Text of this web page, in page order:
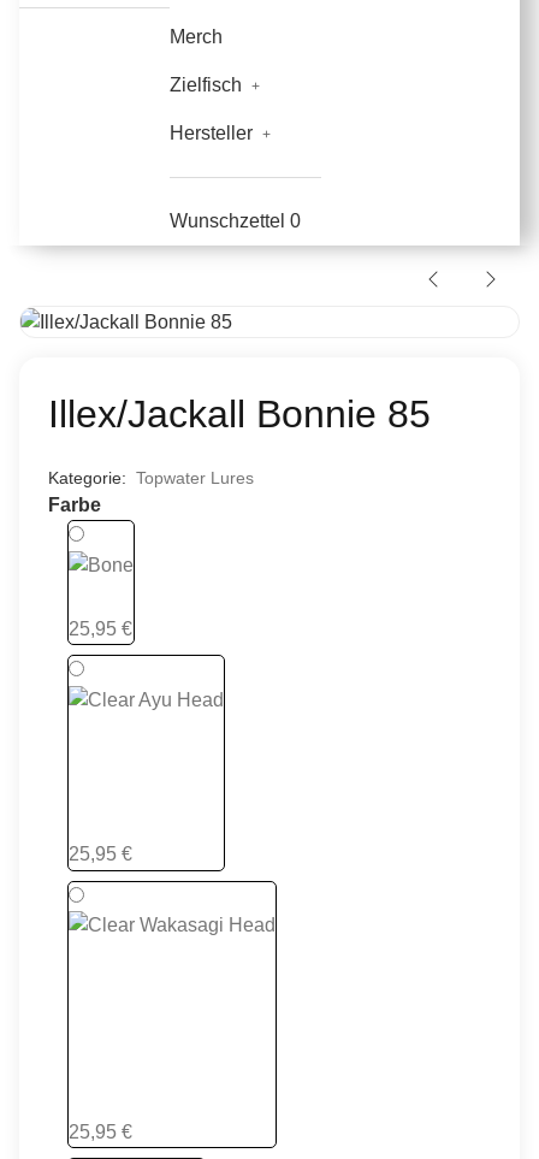
Merch
Zielfisch
Hersteller
Wunschzettel 0
Illex/Jackall Bonnie 85
Kategorie: Topwater Lures
Farbe
Bone
25,95 €
Clear Ayu Head
25,95 €
Clear Wakasagi Head
25,95 €